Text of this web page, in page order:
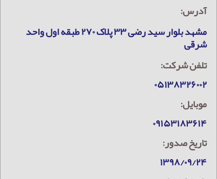
آدرس:
مشهد بلوار سید رضی ۳۳ پلاک ۲۷۰ طبقه اول واحد
شرقی
تلفن شرکت:
۰۵۱۳۸۳۲۶۰۰۲
موبایل:
۰۹۱۵۳۱۸۳۶۱۴
تاریخ صدور:
۱۳۹۸/۰۹/۲۴